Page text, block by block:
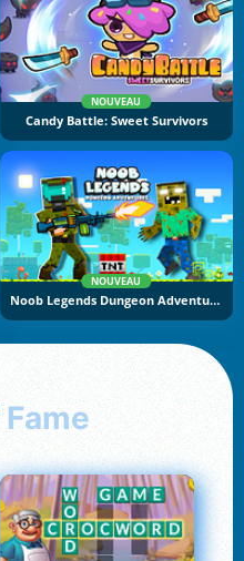
NOUVEAU
Candy Battle: Sweet Survivors
NOUVEAU
Noob Legends Dungeon Adventures
Fame